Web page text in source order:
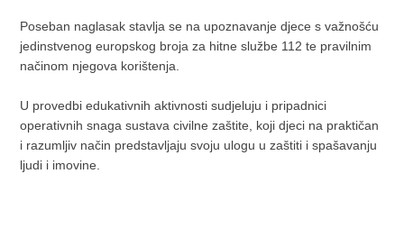
Poseban naglasak stavlja se na upoznavanje djece s važnošću
jedinstvenog europskog broja za hitne službe 112 te pravilnim
načinom njegova korištenja.
U provedbi edukativnih aktivnosti sudjeluju i pripadnici
operativnih snaga sustava civilne zaštite, koji djeci na praktičan
i razumljiv način predstavljaju svoju ulogu u zaštiti i spašavanju
ljudi i imovine.